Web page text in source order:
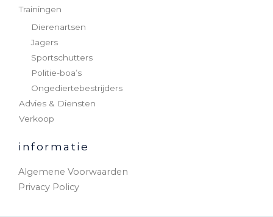
Trainingen
Dierenartsen
Jagers
Sportschutters
Politie-boa’s
Ongediertebestrijders
Advies & Diensten
Verkoop
informatie
Algemene Voorwaarden
Privacy Policy